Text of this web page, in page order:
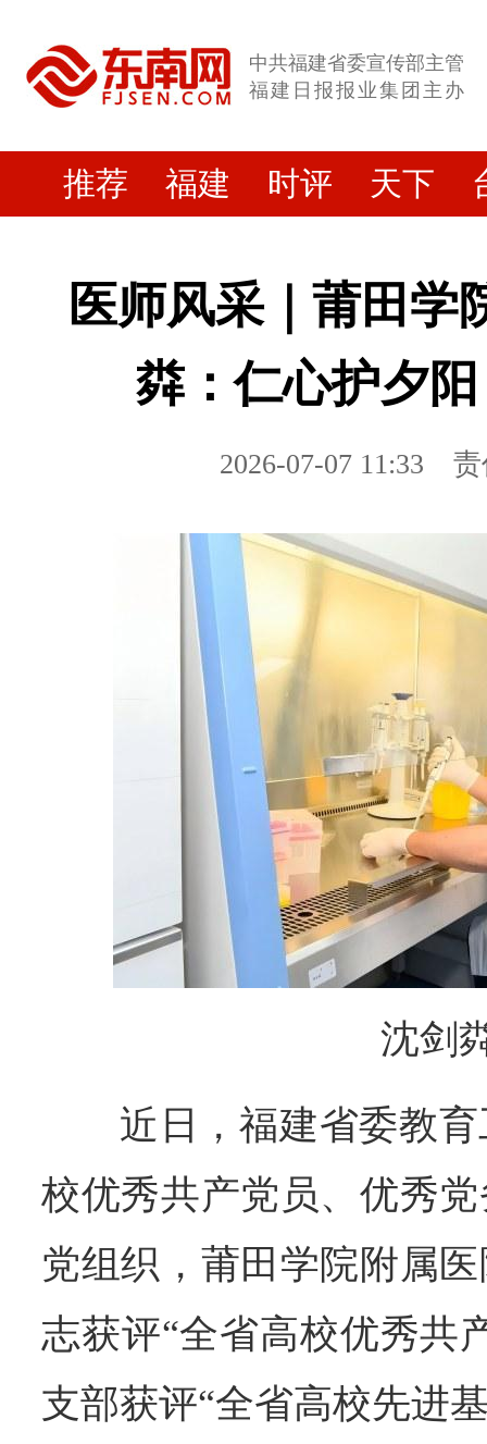
中共福建省委宣传部主管
福建日报报业集团主办
推荐 福建 时评 天下
医师风采｜莆田学
粦：仁心护夕
2026-07-07 11:33
沈剑
近日，福建省委教
校优秀共产党员、优秀
党组织，莆田学院附属
志获评“全省高校优秀共
支部获评“全省高校先进